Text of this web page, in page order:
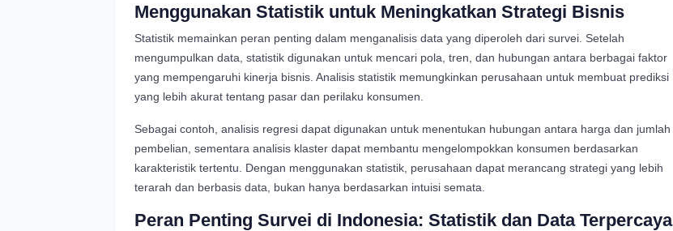
Menggunakan Statistik untuk Meningkatkan Strategi Bisnis
Statistik memainkan peran penting dalam menganalisis data yang diperoleh dari survei. Setelah
mengumpulkan data, statistik digunakan untuk mencari pola, tren, dan hubungan antara berbagai faktor
yang mempengaruhi kinerja bisnis. Analisis statistik memungkinkan perusahaan untuk membuat prediksi
yang lebih akurat tentang pasar dan perilaku konsumen.
Sebagai contoh, analisis regresi dapat digunakan untuk menentukan hubungan antara harga dan jumlah
pembelian, sementara analisis klaster dapat membantu mengelompokkan konsumen berdasarkan
karakteristik tertentu. Dengan menggunakan statistik, perusahaan dapat merancang strategi yang lebih
terarah dan berbasis data, bukan hanya berdasarkan intuisi semata.
Peran Penting Survei di Indonesia: Statistik dan Data Terpercaya